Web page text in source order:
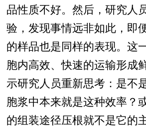
品性质不好。然后，研究人
验，发现事情远非如此，即
的样品也是同样的表现。这
胞内高效、快速的运输形成
示研究人员重新思考：是不
胞浆中本来就是这种效率？
的组装途径压根就不是它的